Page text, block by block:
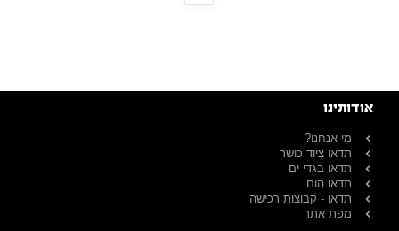
אודותינו
מי אנחנו?
תדאו ציוד כושר
תדאו בגדי ים
תדאו הום
תדאו - קבוצות רכישה
מפת אתר